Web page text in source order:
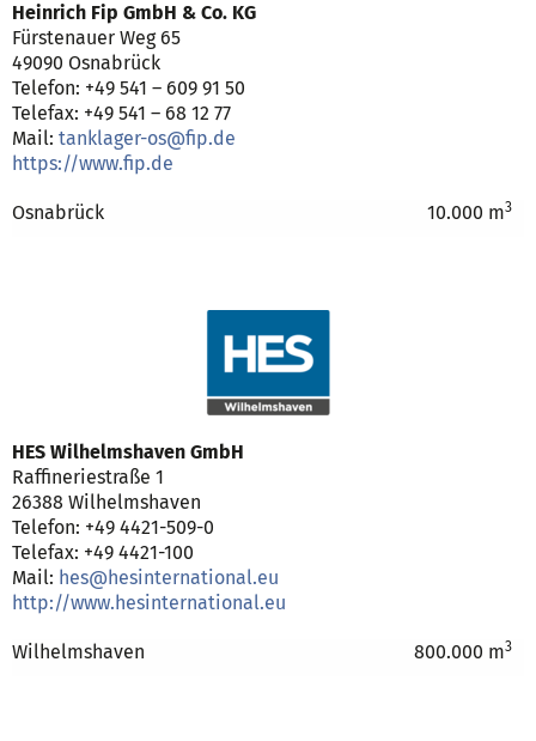
Heinrich Fip GmbH & Co. KG
Fürstenauer Weg 65
49090 Osnabrück
Telefon: +49 541 – 609 91 50
Telefax: +49 541 – 68 12 77
Mail: tanklager-os@fip.de
https://www.fip.de
Osnabrück 10.000 m3
HES Wilhelmshaven GmbH
Raffineriestraße 1
26388 Wilhelmshaven
Telefon: +49 4421-509-0
Telefax: +49 4421-100
Mail: hes@hesinternational.eu
http://www.hesinternational.eu
Wilhelmshaven 800.000 m3